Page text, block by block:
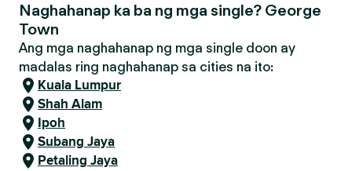
Naghahanap ka ba ng mga single? George
Town
Ang mga naghahanap ng mga single doon ay
madalas ring naghahanap sa cities na ito:
Kuala Lumpur
Shah Alam
Ipoh
Subang Jaya
Petaling Jaya